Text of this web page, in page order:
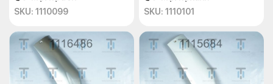
SKU: 1110099
SKU: 1110101